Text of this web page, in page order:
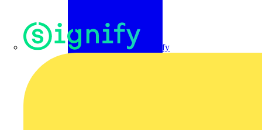
Signify